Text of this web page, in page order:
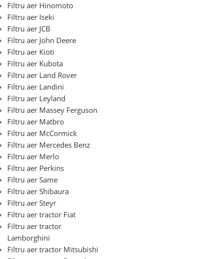
Filtru aer Hinomoto
Filtru aer Iseki
Filtru aer JCB
Filtru aer John Deere
Filtru aer Kioti
Filtru aer Kubota
Filtru aer Land Rover
Filtru aer Landini
Filtru aer Leyland
Filtru aer Massey Ferguson
Filtru aer Matbro
Filtru aer McCormick
Filtru aer Mercedes Benz
Filtru aer Merlo
Filtru aer Perkins
Filtru aer Same
Filtru aer Shibaura
Filtru aer Steyr
Filtru aer tractor Fiat
Filtru aer tractor
Lamborghini
Filtru aer tractor Mitsubishi